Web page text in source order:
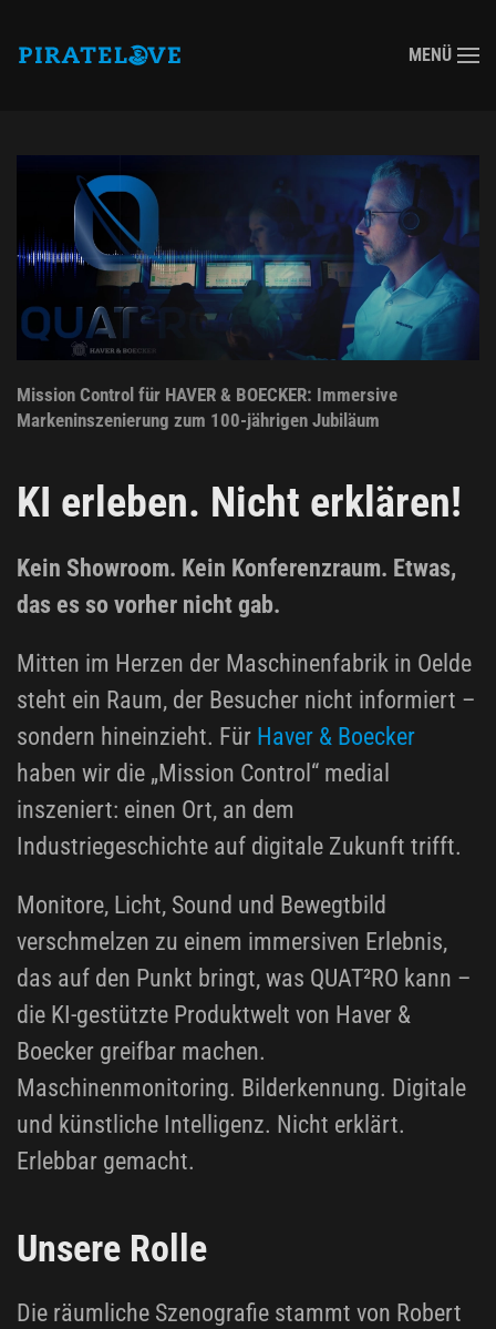
MENÜ
Mission Control für HAVER & BOECKER: Immersive
Markeninszenierung zum 100-jährigen Jubiläum
KI erleben. Nicht erklären!
Kein Showroom. Kein Konferenzraum. Etwas,
das es so vorher nicht gab.
Mitten im Herzen der Maschinenfabrik in Oelde
steht ein Raum, der Besucher nicht informiert –
sondern hineinzieht. Für Haver & Boecker
haben wir die „Mission Control“ medial
inszeniert: einen Ort, an dem
Industriegeschichte auf digitale Zukunft trifft.
Monitore, Licht, Sound und Bewegtbild
verschmelzen zu einem immersiven Erlebnis,
das auf den Punkt bringt, was QUAT²RO kann –
die KI-gestützte Produktwelt von Haver &
Boecker greifbar machen.
Maschinenmonitoring. Bilderkennung. Digitale
und künstliche Intelligenz. Nicht erklärt.
Erlebbar gemacht.
Unsere Rolle
Die räumliche Szenografie stammt von Robert